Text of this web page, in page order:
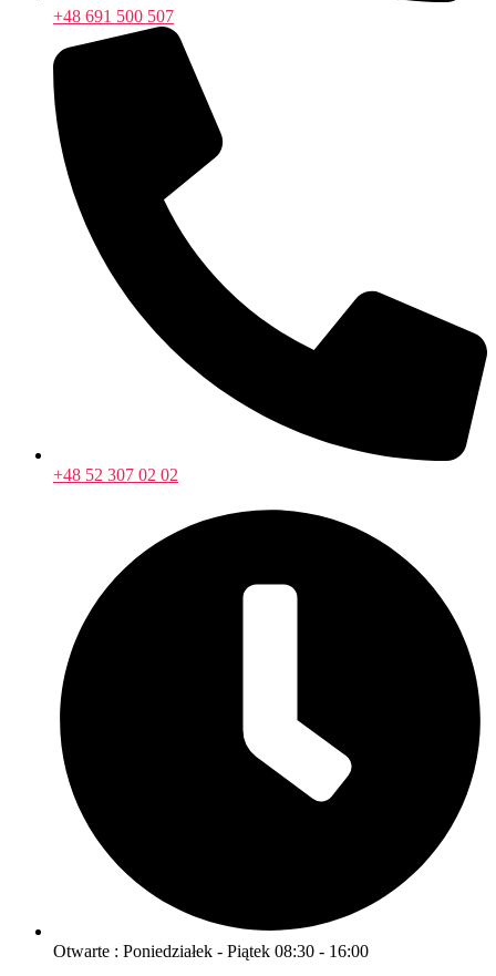
+48 691 500 507
+48 52 307 02 02
Otwarte : Poniedziałek - Piątek 08:30 - 16:00